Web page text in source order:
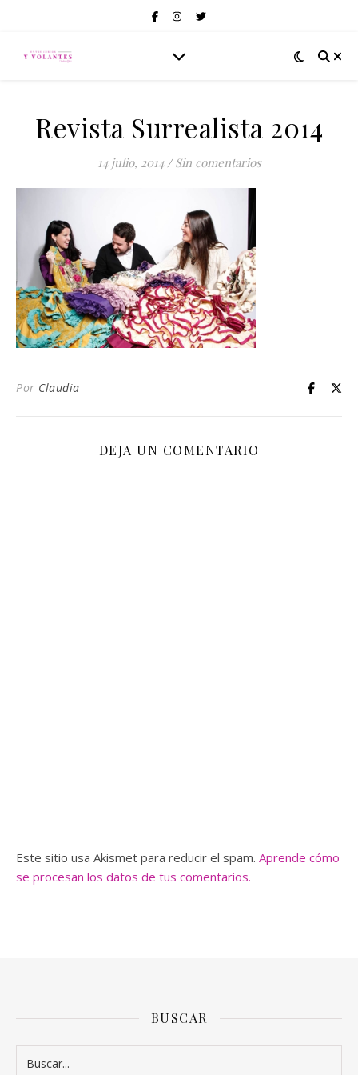
Revista Surrealista 2014
14 julio, 2014 / Sin comentarios
Por Claudia
DEJA UN COMENTARIO
Este sitio usa Akismet para reducir el spam. Aprende cómo
se procesan los datos de tus comentarios.
BUSCAR